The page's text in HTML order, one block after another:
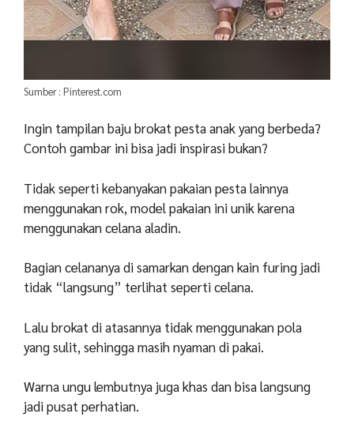
Sumber : Pinterest.com
Ingin tampilan baju brokat pesta anak yang berbeda?
Contoh gambar ini bisa jadi inspirasi bukan?
Tidak seperti kebanyakan pakaian pesta lainnya
menggunakan rok, model pakaian ini unik karena
menggunakan celana aladin.
Bagian celananya di samarkan dengan kain furing jadi
tidak “langsung” terlihat seperti celana.
Lalu brokat di atasannya tidak menggunakan pola
yang sulit, sehingga masih nyaman di pakai.
Warna ungu lembutnya juga khas dan bisa langsung
jadi pusat perhatian.